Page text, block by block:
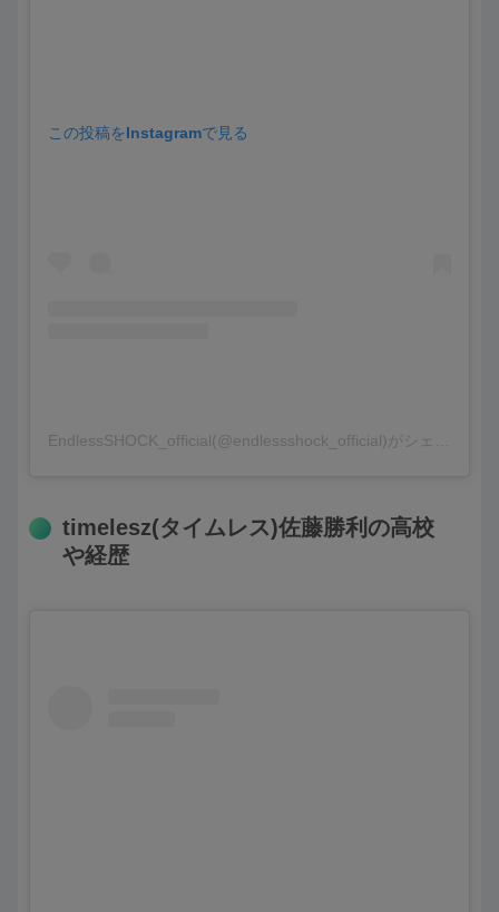
この投稿をInstagramで見る
timelesz(タイムレス)佐藤勝利の高校
や経歴